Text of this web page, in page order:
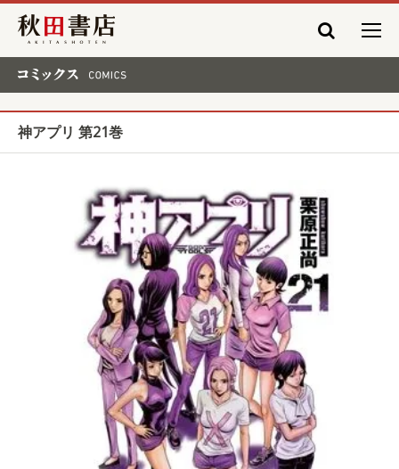
秋田書店
神アプリ 第21巻